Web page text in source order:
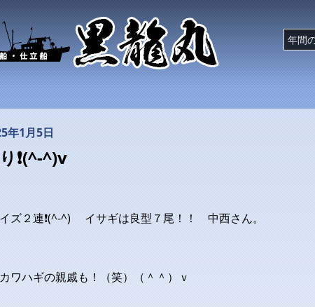
年間
年1月5日
❗(^-^)v
ズ２連❗(^-^) イサギは良型７尾！！ 中西さん。
ワハギの親戚も！（笑）（＾＾）ｖ